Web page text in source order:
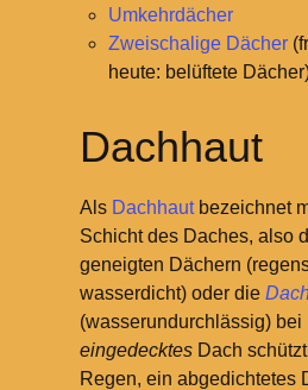
Umkehrdächer
Zweischalige Dächer
heute: belüftete
Dachhaut
Als Dachhautbezeichnet
Schicht des Daches, also
geneigten Dächern
wasserdicht) oder die
(wasserundurchlässig)
eingedecktesDach
Regen, ein abgedichtetes